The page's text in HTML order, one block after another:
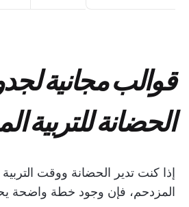
قوالب مجانية
الحضانة للتربية
إذا كنت تدير الحضانة ووقت
المزدحم، فإن وجود خطة واضحة